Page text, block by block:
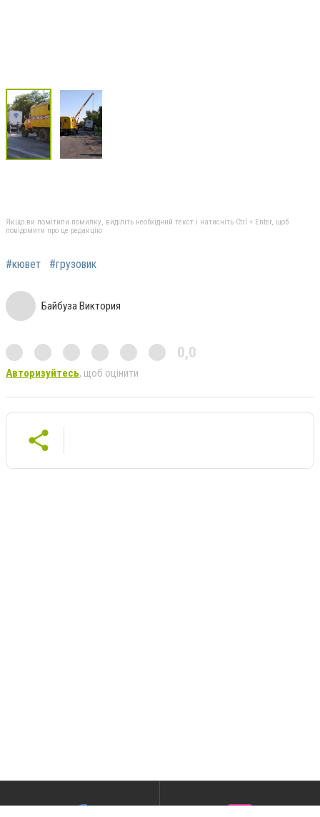
Якщо ви помітили помилку, виділіть необхідний текст і натисніть Ctrl + Enter, щоб
повідомити про це редакцію
#кювет #грузовик
Байбуза Виктория
0,0
Авторизуйтесь, щоб оцінити